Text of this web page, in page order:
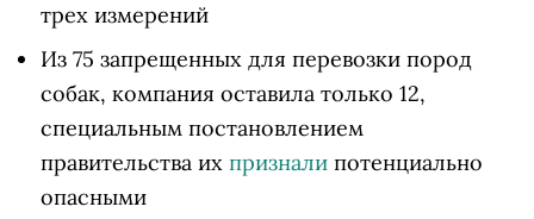
трех измерений
Из 75 запрещенных для перевозки пород
собак, компания оставила только 12,
специальным постановлением
правительства их признали потенциально
опасными